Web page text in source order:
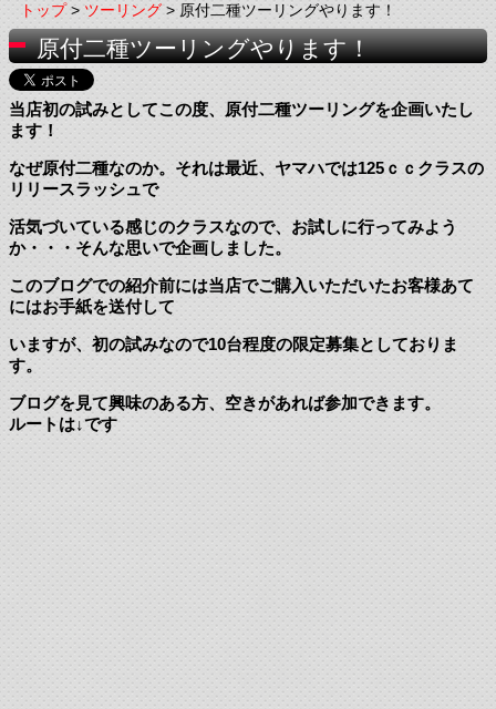
トップ>ツーリング> 原付二種ツーリングやります！
原付二種ツーリングやります！
当店初の試みとしてこの度、原付二種ツーリングを企画いたし
ます！
なぜ原付二種なのか。それは最近、ヤマハでは125ｃｃクラスの
リリースラッシュで
活気づいている感じのクラスなので、お試しに行ってみよう
か・・・そんな思いで企画しました。
このブログでの紹介前には当店でご購入いただいたお客様あて
にはお手紙を送付して
いますが、初の試みなので10台程度の限定募集としておりま
す。
ブログを見て興味のある方、空きがあれば参加できます。
ルートは↓です